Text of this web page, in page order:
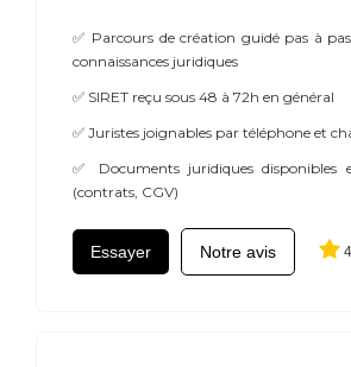
✅ Parcours de création guidé pas à
connaissances juridiques
✅ SIRET reçu sous 48 à 72h en général
✅ Juristes joignables par téléphone et
✅ Documents juridiques disponibles
(contrats, CGV)
Essayer Notre avis